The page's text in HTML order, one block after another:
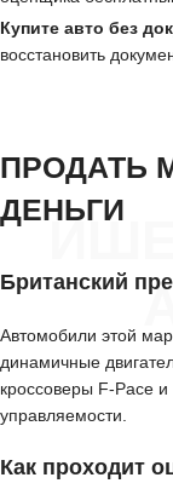
Купите авто без
восстановить
ПРОДАТЬ
ДЕНЬГИ
Британский
Автомобили этой
динамичные
кроссоверы F-Pace
управляемости.
Как проходит